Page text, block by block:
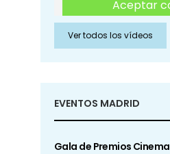
Aceptar
Aceptar
Ver todos los vídeos
EVENTOS MADRID
Gala de Premios